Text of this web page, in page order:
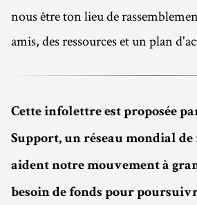
nous être ton lieu de
amis, des ressources et un plan
Cette infolettre est proposée
Support, un réseau mondial
aident notre mouvement à
besoin de fonds pour